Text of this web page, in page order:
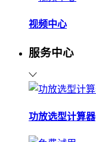
视频中心
服务中心
功放选型计算器